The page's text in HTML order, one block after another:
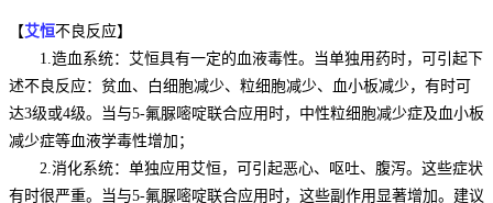
【艾恒不良反应】
1.造血系统：艾恒具有一定的血液毒性。当单独用药时，可引起下
述不良反应：贫血、白细胞减少、粒细胞减少、血小板减少，有时可
达3级或4级。当与5-氟脲嘧啶联合应用时，中性粒细胞减少症及血小板
减少症等血液学毒性增加；
2.消化系统：单独应用艾恒，可引起恶心、呕吐、腹泻。这些症状
有时很严重。当与5-氟脲嘧啶联合应用时，这些副作用显著增加。建议